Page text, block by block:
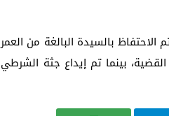
بالسيدة البالغة من العمر
بينما تم إيداع جثة الشرطي